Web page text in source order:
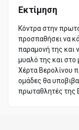
Εκτίμηση
Κόντρα στην
προσπαθήσει να
παραμονή της και
μυαλό της και στο
Χέρτα Βερολίνου
ομάδες θα
πρωταθλητές της